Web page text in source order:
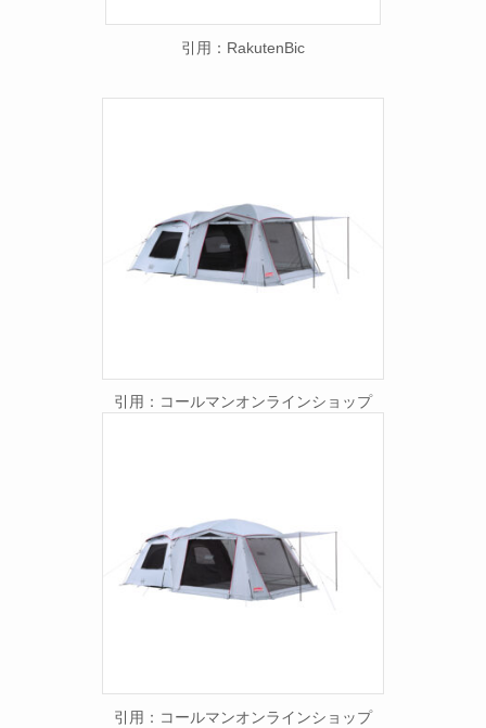
引用：RakutenBic
引用：コールマンオンラインショップ
引用：コールマンオンラインショップ